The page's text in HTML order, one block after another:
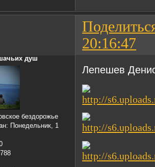
20:16:47
душ
бездорожье
: Понедельник, 1
Лепешев